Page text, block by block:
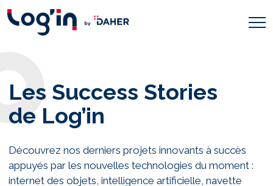
Les Success Stories
de Log’in
Découvrez nos derniers projets innovants à succès
appuyés par les nouvelles technologies du moment :
internet des objets, intelligence artificielle, navette